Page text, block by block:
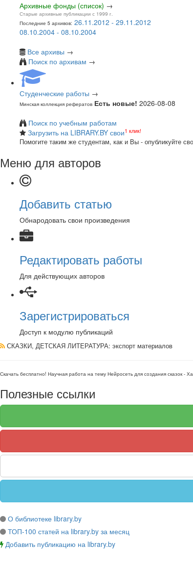
Архивные фонды (список) →
Старые архивные публикации с 1999 г.
Последние 5 архивов: 26.11.2012 - 29.11.2012
08.10.2004 - 08.10.2004
Все архивы →
Поиск по архивам →
Студенческие работы →
Минская коллекция рефератов Есть новые! 2026-08-08
Поиск по учебным работам
Загрузить на LIBRARY.BY свои1 клик!
Помогите таким же студентам, как и Вы - опубликуйте
Меню для авторов
Добавить статью
Обнародовать свои произведения
Редактировать работы
Для действующих авторов
Зарегистрироваться
Доступ к модулю публикаций
СКАЗКИ, ДЕТСКАЯ ЛИТЕРАТУРА: экспорт материалов
Скачать бесплатно! Научная работа на тему Нейросеть для создания сказок -
Полезные ссылки
О библиотеке library.by
ТОП-100 статей на library.by за месяц
Добавить публикацию на library.by